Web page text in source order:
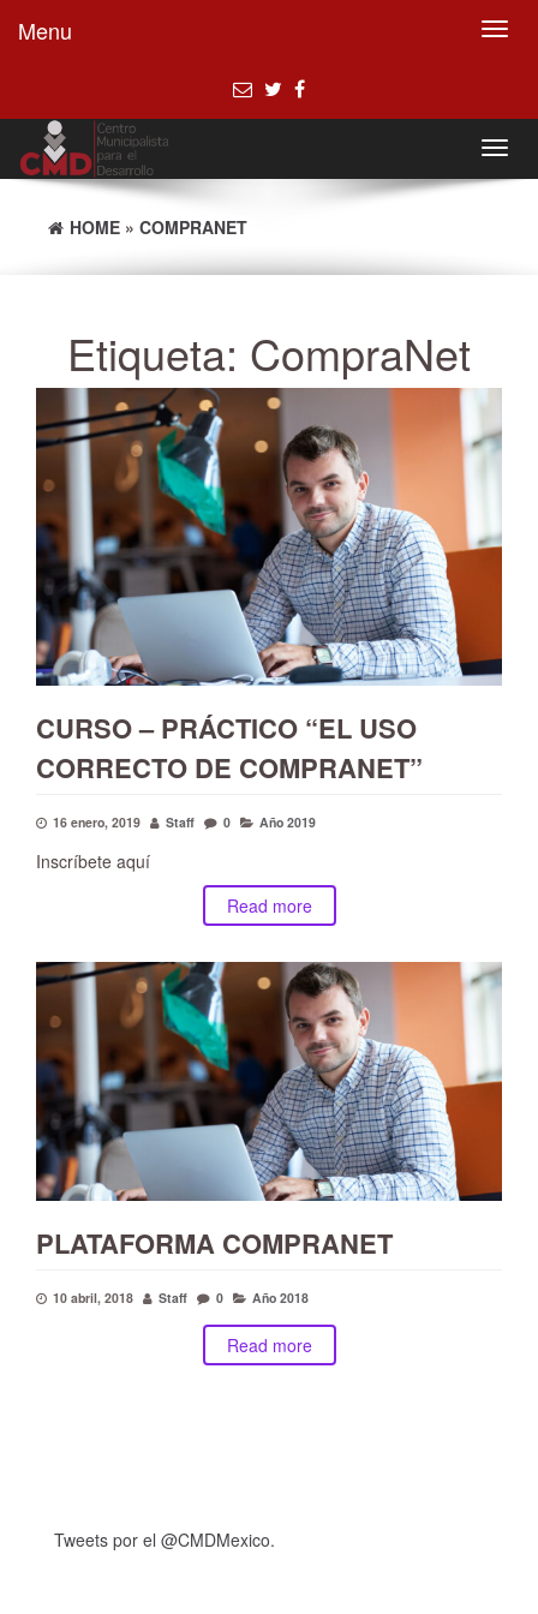
Menu
HOME » COMPRANET
Etiqueta: CompraNet
CURSO – PRÁCTICO “EL USO
CORRECTO DE COMPRANET”
16 enero, 2019 Staff 0 Año 2019
Inscríbete aquí
Read more
PLATAFORMA COMPRANET
10 abril, 2018 Staff 0 Año 2018
Read more
Tweets por el @CMDMexico.